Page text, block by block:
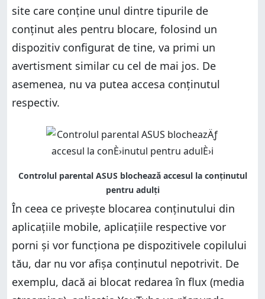
site care conține unul dintre tipurile de
conținut ales pentru blocare, folosind un
dispozitiv configurat de tine, va primi un
avertisment similar cu cel de mai jos. De
asemenea, nu va putea accesa conținutul
respectiv.
În ceea ce privește blocarea conținutului din
aplicațiile mobile, aplicațiile respective vor
porni și vor funcționa pe dispozitivele copilului
tău, dar nu vor afișa conținutul nepotrivit. De
exemplu, dacă ai blocat redarea în flux (media